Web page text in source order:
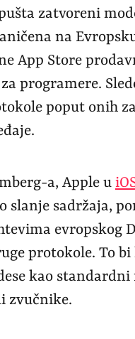
zatvoreni
na
App Store
programere.
poput onih
a, Apple u
slanje sadržaja,
evropskog
protokole. To
kao
zvučnike.